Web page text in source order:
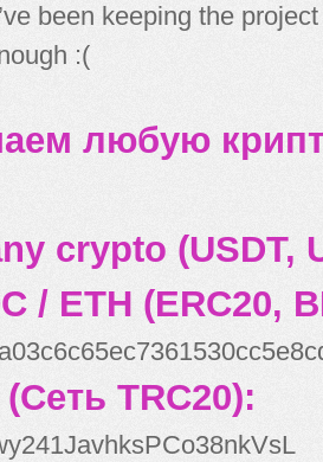
been keeping the
:(
любую
crypto (USDT,
/ ETH (ERC20,
TRC20):